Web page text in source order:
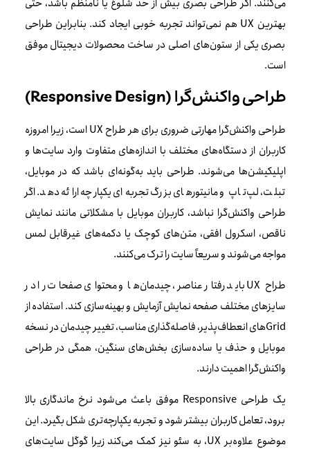
بهترین UX هم نمی‌تواند تجربه خوبی ایجاد کند. بنابراین طراحی
بصری یکی از ستون‌های اصلی در ساخت محصولات دیجیتال موفق
است.
طراحی واکنش‌گرا (Responsive Design)
طراحی واکنش‌گرا مهارتی ضروری برای هر طراح UX است، زیرا امروزه
کاربران از دستگاه‌های مختلف با اندازه‌های متفاوت وارد سایت‌ها و
اپلیکیشن‌ها می‌شوند. طراحی باید به‌گونه‌ای باشد که در موبایل،
تبلت، لپ‌تاپ و مانیتورهای بزرگ تجربه‌ای یکپارچه ارائه دهد. اگر
طراحی واکنش‌گرا نباشد، کاربران موبایل با مشکلاتی مانند نمایش
ناقص، اسکرول افقی، متن‌های کوچک یا دکمه‌های غیرقابل لمس
مواجه می‌شوند و سریعاً سایت را ترک می‌کنند.
طراح UX باید رفتار عناصر، چیدمان‌ها و محتوای صفحات را در
سایزهای مختلف صفحه نمایش آزمایش و بهینه‌سازی کند. استفاده از
Gridهای انعطاف‌پذیر، فاصله‌گذاری مناسب، تغییر چیدمان در نسخه
موبایل و حذف یا ساده‌سازی بخش‌های سنگین، همگی در طراحی
واکنش‌گرا اهمیت دارند.
یک طراحی Responsive موفق باعث می‌شود نرخ ماندگاری بالا
برود، تعامل کاربران بیشتر شود و تجربه یکپارچه‌تری شکل بگیرد. این
موضوع علاوه‌بر UX، به سئو نیز کمک می‌کند زیرا گوگل سایت‌های